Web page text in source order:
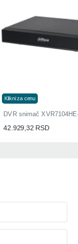
Klikni za cenu
42.929,32 RSD